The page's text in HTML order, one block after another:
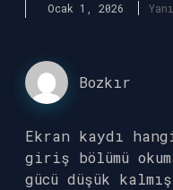
Ocak 1, 2026
Bozkır
Ekran kaydı
giriş bölümü
gücü düşük